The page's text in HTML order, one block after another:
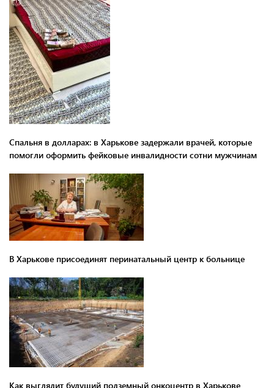
Спальня в долларах: в Харькове задержали врачей, которые
помогли оформить фейковые инвалидности сотни мужчинам
В Харькове присоединят перинатальный центр к больнице
Как выглядит будущий подземный онкоцентр в Харькове